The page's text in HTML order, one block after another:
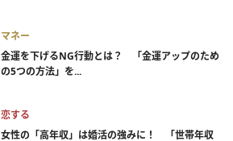
マネー
金運を下げるNG行動とは？ 「金運アップのため
の5つの方法」を...
恋する
女性の「高年収」は婚活の強みに！ 「世帯年収